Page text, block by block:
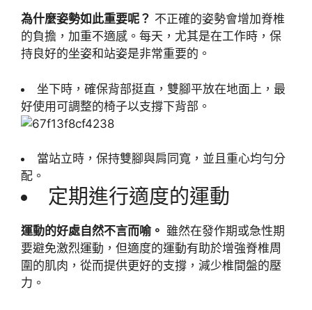
為什麼姿勢如此重要呢？ 不正確的姿勢會增加脊椎
的負擔，加重不適感。每天，尤其是在工作時，保
持良好的坐姿和站姿是非常重要的。
坐下時，確保背部挺直，雙腳平放在地面上，最
好使用可調整的椅子以支撐下背部。
當站立時，保持雙腳與肩同寬，並且重心均勻分
配。
定期進行適度的運動
運動的好處自然不言而喻。 雖然在發作期或急性期
要避免激烈運動，但適度的運動有助於增強脊椎周
圍的肌肉，從而提供更好的支撐，減少椎間盤的壓
力。